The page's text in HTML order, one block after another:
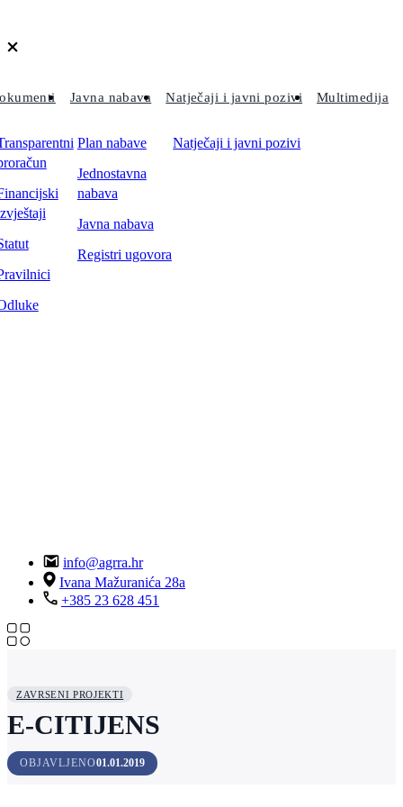
Javna nabava
Plan nabave
Jednostavna
nabava
Javna nabava
Registri ugovora
Natječaji i javni pozivi
Natječaji i javni pozivi
Multimedija
info@agrra.hr
Ivana Mažuranića 28a
+385 23 628 451
ZAVRSENI PROJEKTI
E-CITIJENS
OBJAVLJENO01.01.2019